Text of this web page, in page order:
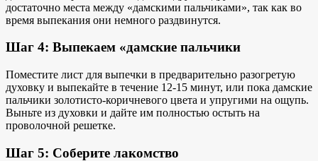
достаточно места между «дамскими пальчиками», так как во
время выпекания они немного раздвинутся.
Шаг 4: Выпекаем «дамские пальчики
Поместите лист для выпечки в предварительно разогретую
духовку и выпекайте в течение 12-15 минут, или пока дамские
пальчики золотисто-коричневого цвета и упругими на ощупь.
Выньте из духовки и дайте им полностью остыть на
проволочной решетке.
Шаг 5: Соберите лакомство